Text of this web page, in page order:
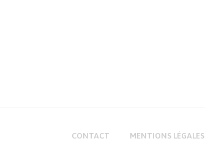
CONTACT MENTIONS LÉGALES